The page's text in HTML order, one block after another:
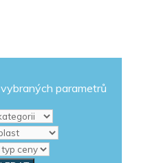
parametrů